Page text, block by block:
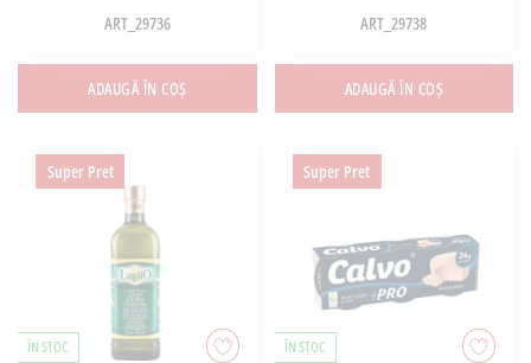
ART_29736
ADAUGĂ ÎN COȘ
ART_29738
ADAUGĂ ÎN COȘ
Super Pret
ÎN STOC
Super Pret
ÎN STOC